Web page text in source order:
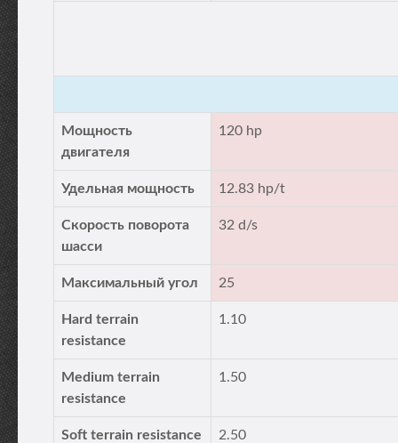
Мощность
двигателя
120 hp
Удельная мощность 12.83 hp/t
Скорость поворота
шасси
32 d/s
Максимальный угол 25
Hard terrain
resistance
1.10
Medium terrain
resistance
1.50
Soft terrain resistance 2.50